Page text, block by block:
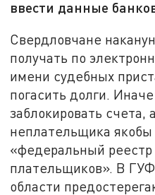
ввести данные
Свердловчане
получать по
имени судебных
погасить долги.
заблокировать счета,
неплательщика якобы
«федеральный
плательщиков». В
области